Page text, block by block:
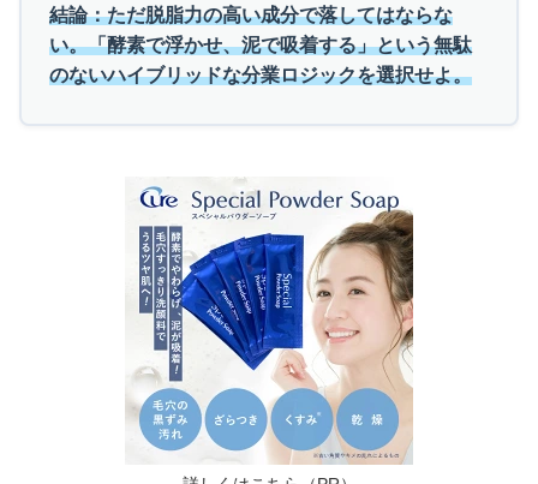
結論：ただ脱脂力の高い成分で落してはならな
い。「酵素で浮かせ、泥で吸着する」という無駄
のないハイブリッドな分業ロジックを選択せよ。